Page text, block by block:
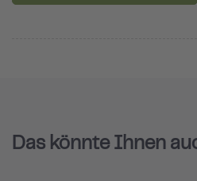
Das könnte Ihnen